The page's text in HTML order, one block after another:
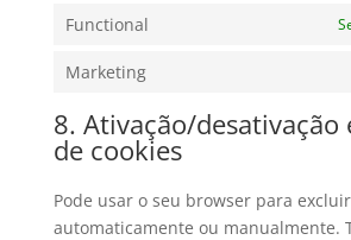
Functional
Marketing
8. Ativação/desativação
de cookies
Pode usar o seu browser para
automaticamente ou manualmente.